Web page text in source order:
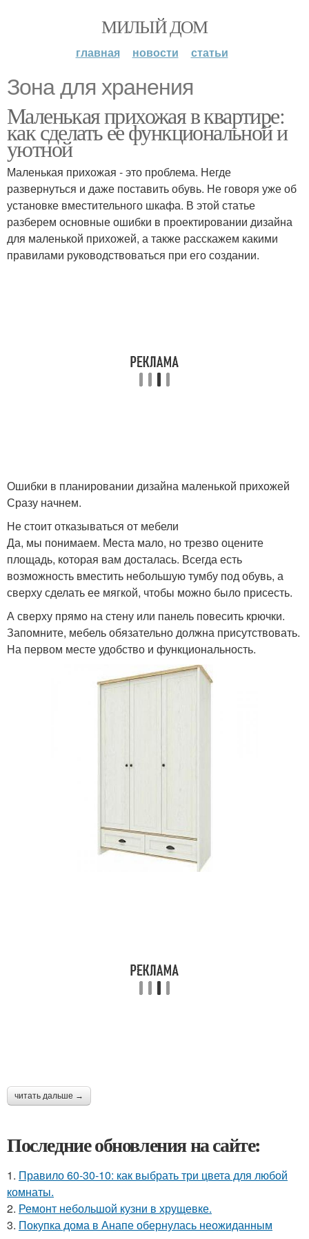
МИЛЫЙ ДОМ
главная новости статьи
Зона для хранения
Маленькая прихожая в квартире:
как сделать ее функциональной и
уютной
Маленькая прихожая - это проблема. Негде
развернуться и даже поставить обувь. Не говоря уже об
установке вместительного шкафа. В этой статье
разберем основные ошибки в проектировании дизайна
для маленькой прихожей, а также расскажем какими
правилами руководствоваться при его создании.
Ошибки в планировании дизайна маленькой прихожей
Сразу начнем.
Не стоит отказываться от мебели
Да, мы понимаем. Места мало, но трезво оцените
площадь, которая вам досталась. Всегда есть
возможность вместить небольшую тумбу под обувь, а
сверху сделать ее мягкой, чтобы можно было присесть.
А сверху прямо на стену или панель повесить крючки.
Запомните, мебель обязательно должна присутствовать.
На первом месте удобство и функциональность.
читать дальше →
Последние обновления на сайте:
1. Правило 60-30-10: как выбрать три цвета для любой
комнаты.
2. Ремонт небольшой кузни в хрущевке.
3. Покупка дома в Анапе обернулась неожиданным